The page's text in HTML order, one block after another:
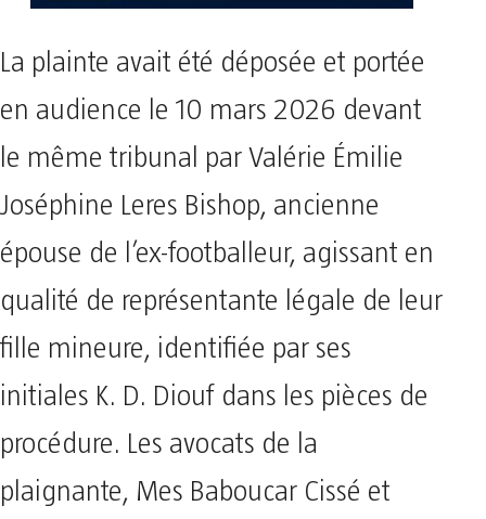
La plainte avait été déposée et portée
en audience le 10 mars 2026 devant
le même tribunal par Valérie Émilie
Joséphine Leres Bishop, ancienne
épouse de l’ex-footballeur, agissant en
qualité de représentante légale de leur
fille mineure, identifiée par ses
initiales K. D. Diouf dans les pièces de
procédure. Les avocats de la
plaignante, Mes Baboucar Cissé et